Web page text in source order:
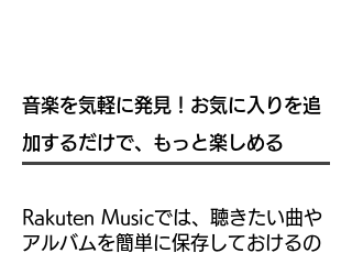
音楽を気軽に発見！お気に入りを追
加するだけで、もっと楽しめる
Rakuten Musicでは、聴きたい曲や
アルバムを簡単に保存しておけるの